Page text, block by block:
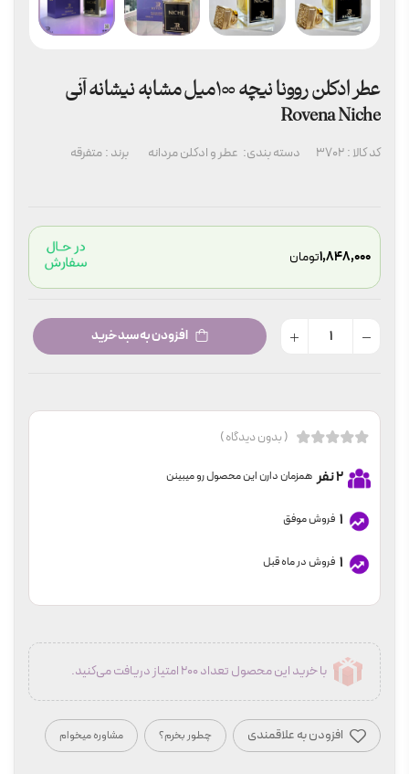
عطر ادکلن روونا نیچه 100میل مشابه نیشانه آنی
Rovena Niche
کد کالا :3702 دسته بندی: عطر و ادکلن مردانه برند :متفرقه
تومان1,848,000
افزودن به سبد خرید
( بدون دیدگاه )
2 نفر همزمان دارن این محصول رو میبینن
1 فروش موفق
1 فروش در ماه قبل
با خرید این محصول تعداد 200 امتیاز دریافت می‌کنید.
افزودن به علاقمندی چطور بخرم؟ مشاوره میخوام